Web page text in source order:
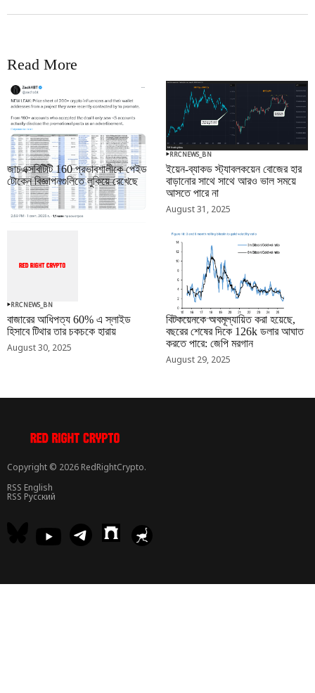
Read More
RRCNEWS_BN
জাচএক্সবিটিটি 160 প্রভাবশালীকে পেইড
টোকেন বিজ্ঞাপনগুলিতে লুকিয়ে রেখেছে
September 01, 2025
RRCNEWS_BN
ইয়েন-ব্যাকড স্ট্যাবলকয়েন বোজের হার
বাড়ানোর সাথে সাথে আরও ভাল সময়ে
আসতে পারে না
August 31, 2025
RRCNEWS_BN
বাজারের আধিপত্য 60% এ স্লাইড
হিসাবে টিথার তার চকচকে হারায়
August 30, 2025
RRCNEWS_BN
বিটকয়েনকে অবমূল্যায়িত করা হয়েছে,
বছরের শেষের দিকে 126k ডলার আঘাত
করতে পারে: জেপি মরগান
August 29, 2025
Copyright © 2026 RedRightCrypto.
RSS English
RSS Русский